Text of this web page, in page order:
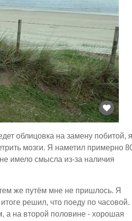
облицовка на замену побитой, я
мозги. Я наметил примерно
имело смысла из-за наличия
же путём мне не пришлось. Я
решил, что поеду по часовой.
а на второй половине - хорошая